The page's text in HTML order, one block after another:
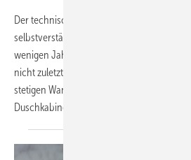
Der technische Fortschritt schreitet rasant
selbstverständliche Dinge des täglichen
wenigen Jahren unvorstellbar. Auch der
nicht zuletzt im Bereich Wohnen und
stetigen Wandel. Kermi, einer der
Duschkabinen, wagt einen Blick in die